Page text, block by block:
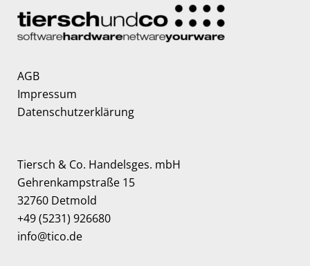
AGB
Impressum
Datenschutzerklärung
Tiersch & Co. Handelsges. mbH
Gehrenkampstraße 15
32760 Detmold
+49 (5231) 926680
info@tico.de